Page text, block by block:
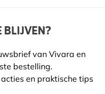
van Vivara en
bestelling.
en praktische tips